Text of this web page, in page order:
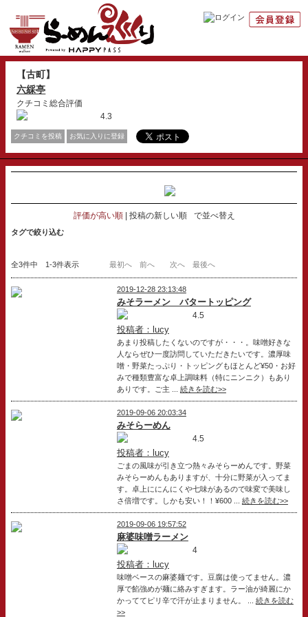
【古町】
六綵亭
クチコミ総合評価
4.3
クチコミを投稿 お気に入りに登録
評価が高い順 投稿の新しい順 で並べ替え
タグで絞り込む
全3件中 1-3件表示 最初へ 前へ 次へ 最後へ
2019-12-28 23:13:48
みそラーメン バタートッピング
4.5
投稿者：lucy
あまり投稿したくないのですが・・・。味噌好きな
人ならぜひ一度訪問していただきたいです。濃厚味
噌・野菜たっぷり・トッピングもほとんど¥50・お好
みで種類豊富な卓上調味料（特にニンニク）もあり
ありです。ご主 ... 続きを読む>>
2019-09-06 20:03:34
みそらーめん
4.5
投稿者：lucy
ごまの風味が引き立つ熱々みそらーめんです。野菜
みそらーめんもありますが、十分に野菜が入ってま
す。卓上ににんにくや七味があるので味変で美味し
さ倍増です。しかも安い！！¥600 ... 続きを読む>>
2019-09-06 19:57:52
麻婆味噌ラーメン
4
投稿者：lucy
味噌ベースの麻婆麺です。豆腐は使ってません。濃
厚で餡強めが麺に絡みすぎます。ラー油が綺麗にか
かっててピリ辛で汗が止まりません。 ... 続きを読む
>>